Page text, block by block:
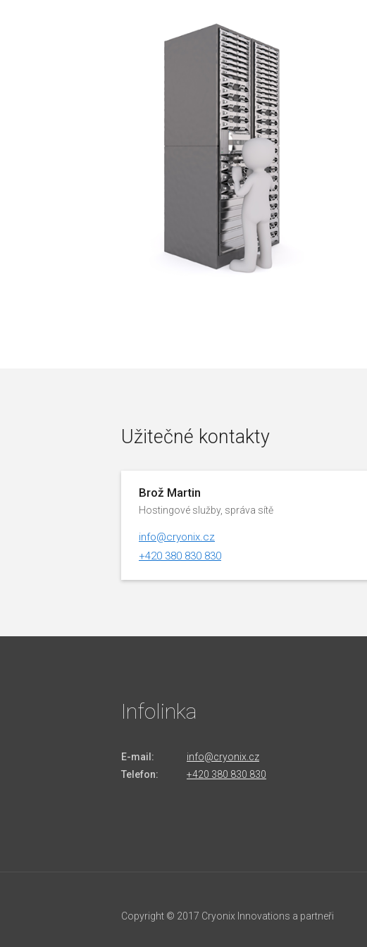
Užitečné kontakty
Brož Martin
Hostingové služby, správa sítě
info@cryonix.cz
+420 380 830 830
Infolinka
E-mail:
info@cryonix.cz
Telefon:
+420 380 830 830
Copyright © 2017 Cryonix Innovations a partneři